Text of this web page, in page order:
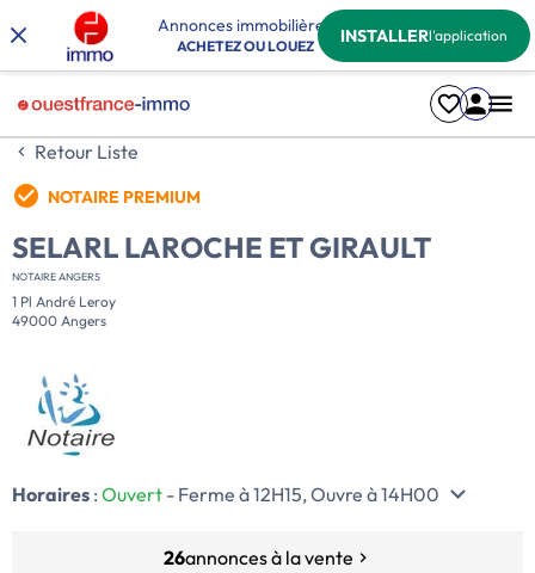
Annonces immobilières
ACHETEZ OU LOUEZ INSTALLERl'application
Retour Liste
NOTAIRE PREMIUM
SELARL LAROCHE ET GIRAULT
NOTAIRE ANGERS
1 Pl André Leroy
49000 Angers
Horaires : Ouvert - Ferme à 12H15, Ouvre à 14H00
26annonces à la vente